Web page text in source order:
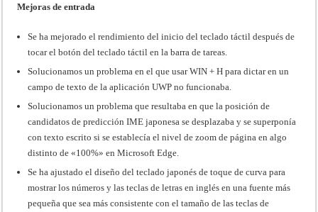
Mejoras de entrada
Se ha mejorado el rendimiento del inicio del teclado táctil después de
tocar el botón del teclado táctil en la barra de tareas.
Solucionamos un problema en el que usar WIN + H para dictar en un
campo de texto de la aplicación UWP no funcionaba.
Solucionamos un problema que resultaba en que la posición de
candidatos de predicción IME japonesa se desplazaba y se superponía
con texto escrito si se establecía el nivel de zoom de página en algo
distinto de «100%» en Microsoft Edge.
Se ha ajustado el diseño del teclado japonés de toque de curva para
mostrar los números y las teclas de letras en inglés en una fuente más
pequeña que sea más consistente con el tamaño de las teclas de